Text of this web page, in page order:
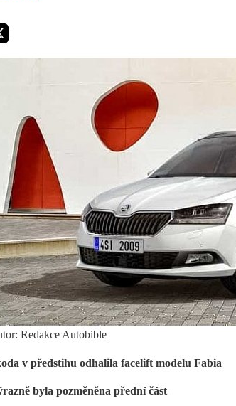
Redakce Autobible
v předstihu odhalila facelift modelu Fabia
byla pozměněna přední část